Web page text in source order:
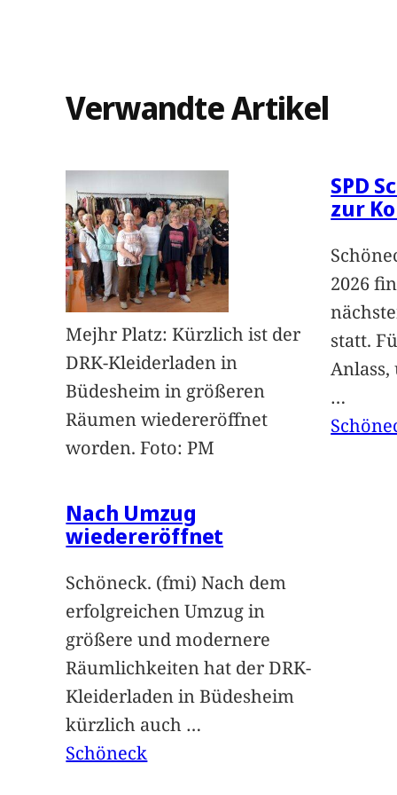
Verwandte Artikel
Mejhr Platz: Kürzlich ist der
DRK-Kleiderladen in
Büdesheim in größeren
Räumen wiedereröffnet
worden. Foto: PM
Nach Umzug
wiedereröffnet
Schöneck. (fmi) Nach dem
erfolgreichen Umzug in
größere und modernere
Räumlichkeiten hat der DRK-
Kleiderladen in Büdesheim
kürzlich auch …
Schöneck
SPD
zur
2026
statt.
…